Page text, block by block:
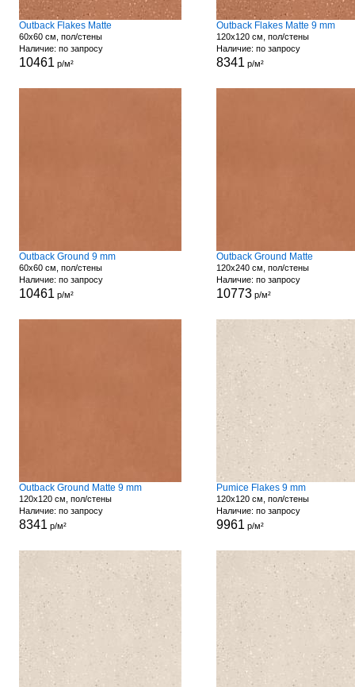
Outback Flakes Matte
60x60 см, пол/стены
Наличие: по запросу
10461 р/м²
Outback Flakes Matte 9 mm
120x120 см, пол/стены
Наличие: по запросу
8341 р/м²
Outback Ground 9 mm
60x60 см, пол/стены
Наличие: по запросу
10461 р/м²
Outback Ground Matte
120x240 см, пол/стены
Наличие: по запросу
10773р/м²
Outback Ground Matte 9 mm
120x120 см, пол/стены
Наличие: по запросу
8341 р/м²
Pumice Flakes 9 mm
120x120 см, пол/стены
Наличие: по запросу
9961 р/м²